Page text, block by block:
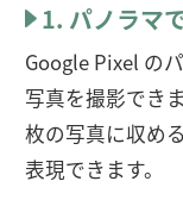
1. パノラマ
Google Pixel の
写真を撮影でき
枚の写真に収め
表現できます。